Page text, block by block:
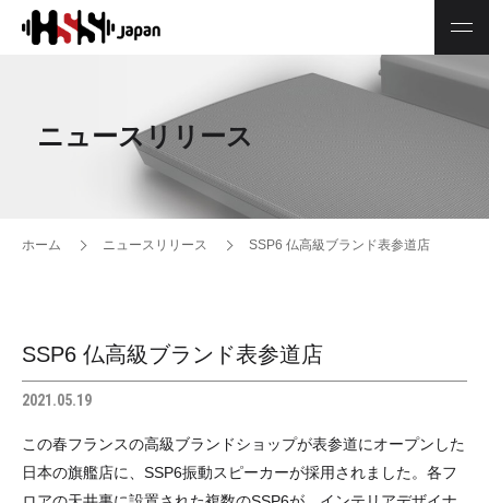
ニュースリリース
ホーム ニュースリリース SSP6 仏高級ブランド表参道店
SSP6 仏高級ブランド表参道店
2021.05.19
この春フランスの高級ブランドショップが表参道にオープンした
日本の旗艦店に、SSP6振動スピーカーが採用されました。各フ